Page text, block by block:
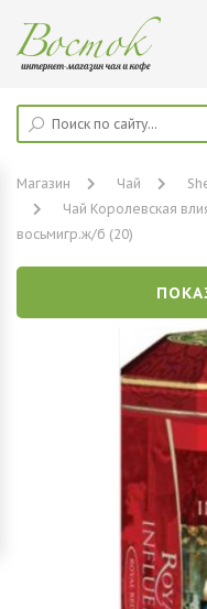
Магазин Чай
Чай Королевская
восьмигр.ж/б (20)